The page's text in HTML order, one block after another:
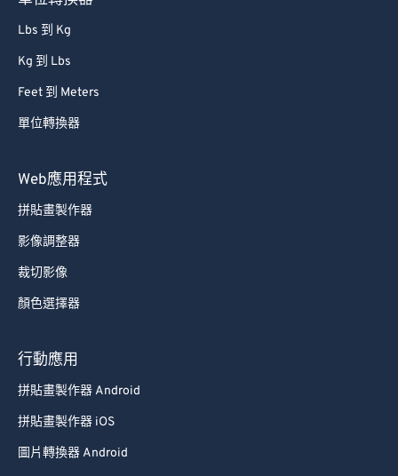
Lbs 到 Kg
Kg 到 Lbs
Feet 到 Meters
單位轉換器
Web應用程式
拼貼畫製作器
影像調整器
裁切影像
顏色選擇器
行動應用
拼貼畫製作器 Android
拼貼畫製作器 iOS
圖片轉換器 Android